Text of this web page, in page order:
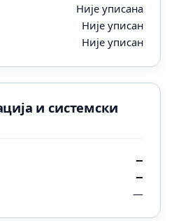
Није уписана
Није уписан
Није уписан
и системски
—
—
—